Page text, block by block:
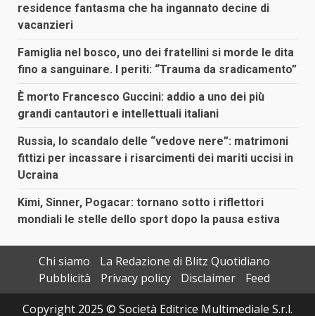
residence fantasma che ha ingannato decine di
vacanzieri
Famiglia nel bosco, uno dei fratellini si morde le dita
fino a sanguinare. I periti: “Trauma da sradicamento”
È morto Francesco Guccini: addio a uno dei più
grandi cantautori e intellettuali italiani
Russia, lo scandalo delle “vedove nere”: matrimoni
fittizi per incassare i risarcimenti dei mariti uccisi in
Ucraina
Kimi, Sinner, Pogacar: tornano sotto i riflettori
mondiali le stelle dello sport dopo la pausa estiva
Chi siamo
La Redazione di Blitz Quotidiano
Pubblicità
Privacy policy Disclaimer
Feed
Copyright 2025 © Società Editrice Multimediale S.r.l.